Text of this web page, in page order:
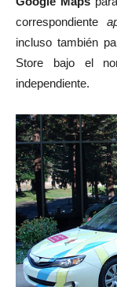
correspondiente
incluso también
Store bajo el
independiente.